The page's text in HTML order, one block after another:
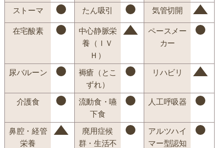
ストーマ たん吸引 気管切開
在宅酸素
中心静脈栄
養（ＩＶ
Ｈ）
ペースメー
カー
尿バルーン
褥瘡（とこ
ずれ）
リハビリ
介護食
流動食・嚥
下食
人工呼吸器
鼻腔・経管
栄養
廃用症候
群・生活不
アルツハイ
マー型認知